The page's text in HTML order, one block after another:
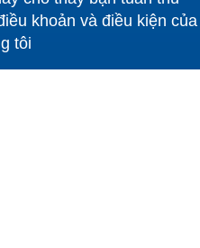
khoản và điều kiện của
tôi